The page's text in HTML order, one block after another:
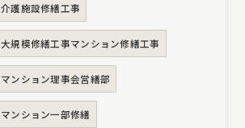
介護施設修繕工事
大規模修繕工事マンション修繕工事
マンション理事会営繕部
マンション一部修繕